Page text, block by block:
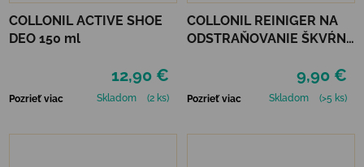
COLLONIL ACTIVE SHOE
DEO 150 ml
12,90 €
Pozrieť viac Skladom (2 ks)
COLLONIL REINIGER NA
ODSTRAŇOVANIE ŠKVŔN
9,90 €
Pozrieť viac Skladom (>5 ks)